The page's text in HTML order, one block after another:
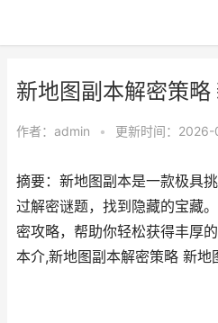
新地图副本解密策略
作者： admin • 更新时间：
摘要：新地图副本是一款极具
过解密谜题，找到隐藏的宝藏
密攻略，帮助你轻松获得丰厚
本介,新地图副本解密策略 新地